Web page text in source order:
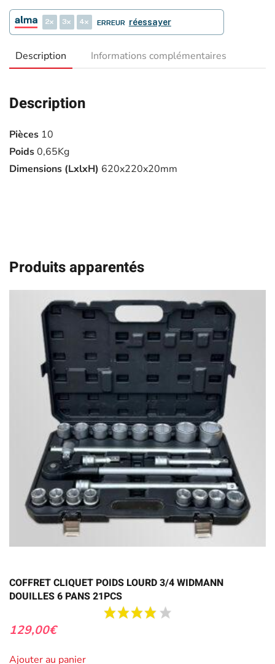
2 3 4 ERREUR réessayer
Description Informations complémentaires
Description
Pièces 10
Poids0,65Kg
Dimensions (LxlxH) 620x220x20mm
Produits apparentés
COFFRET CLIQUET POIDS LOURD 3/4 WIDMANN
DOUILLES 6 PANS 21PCS
129,00€
Ajouter au panier